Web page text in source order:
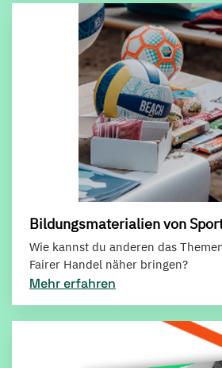
Bildungsmaterialien von
Wie kannst du anderen das
Fairer Handel näher bringen?
Mehr erfahren